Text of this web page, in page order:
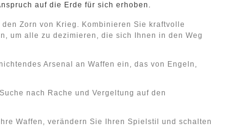
auf die Erde für sich erhoben.
den Zorn von Krieg. Kombinieren Sie kraftvolle
um alle zu dezimieren, die sich Ihnen in den Weg
Arsenal an Waffen ein, das von Engeln,
nach Rache und Vergeltung auf den
Waffen, verändern Sie Ihren Spielstil und schalten